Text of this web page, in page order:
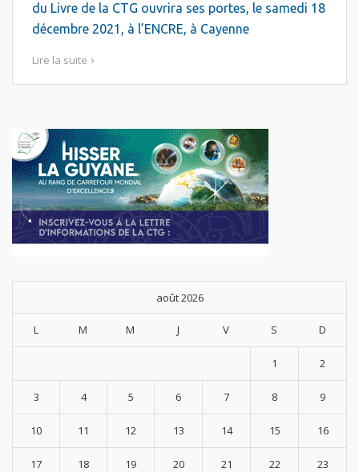
du Livre de la CTG ouvrira ses portes, le samedi 18
décembre 2021, à l’ENCRE, à Cayenne
Lire la suite
août 2026
L M M J V S D
1 2
3 4 5 6 7 8 9
10 11 12 13 14 15 16
17 18 19 20 21 22 23